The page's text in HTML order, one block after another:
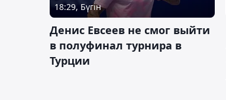
18:29, Бүгін
Денис Евсеев не смог выйти
в полуфинал турнира в
Турции